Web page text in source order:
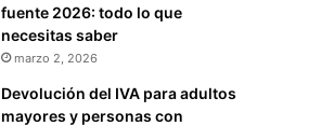
fuente 2026: todo lo que
necesitas saber
marzo 2, 2026
Devolución del IVA para adultos
mayores y personas con